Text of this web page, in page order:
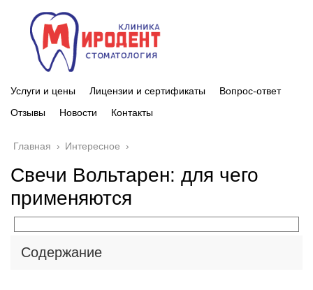
Услуги и цены Лицензии и сертификаты
Вопрос-ответ
Отзывы
Новости Контакты
Главная › Интересное ›
Свечи Вольтарен: для чего
применяются
Содержание